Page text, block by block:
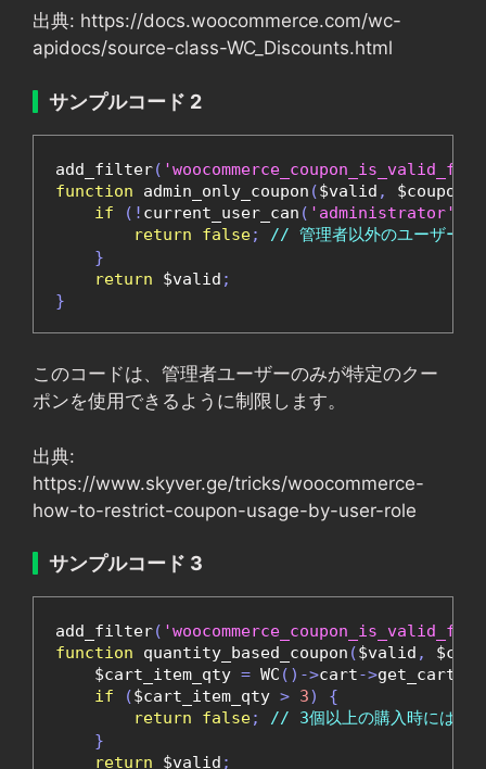
出典: https://docs.woocommerce.com/wc-
apidocs/source-class-WC_Discounts.html
サンプルコード 2
add_filter(
function admin_only_coupon ($valid , $coupon
if
(! current_user_can ( 'administrator'
return
false;
// 管理者以外のユーザーに
}
return $valid ;
}
このコードは、管理者ユーザーのみが特定のクー
ポンを使用できるように制限します。
出典:
https://www.skyver.ge/tricks/woocommerce-
how-to-restrict-coupon-usage-by-user-role
サンプルコード 3
add_filter(
function quantity_based_coupon ($valid ,
    $cart_item_qty
= WC ()->cart->
if
($cart_item_qty > 3)
{
return
false;
// 3個以上の購入時にはク
}
return $valid ;